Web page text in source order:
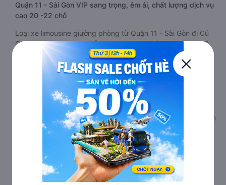
Quận 11 - Sài Gòn VIP sang trọng, êm ái, chất lượng dịch vụ
cao 20 -22 chỗ
Loại xe limousine giường phòng từ Quận 11 - Sài Gòn đi Củ
Chi - Sài Gòn 20 - 22 chỗ được chia làm 2 tầng, 2 dãy và 6
hàng, mỗi hàng là 2 cabin riêng biệt. Trong mỗi xe limousine
Quận 11 - Sài Gòn Củ Chi - Sài Gòn cabin được trang bị rất
nhiều tiện ích phục vụ hành khách suốt hành trình.
Mỗi phòng, cabin đều có gối nằm rời, có gối ôm, có cái mền
to hơn và dây an toàn seat belt. Giường rộng và dài hơn hai
loại trên, có thể lăn lộn thoải mái. Đặc biệt là hệ thống
massage sẽ giúp bạn thư giãn trong những giờ nằm xe Quận
11 - Sài Gòn đến Củ Chi - Sài Gòn dài. Bảng điều khiển chính
nằm ngay cạnh đầu để tiện tay tuỳ chỉnh gồm: một cái nút
to đùng để gọi tiếp viên, 2 cổng USB , 1 jack cắm 3.5mm và
3 cái nút có biểu tượng nguồn dùng để tắt/mở dàn đèn
chính của buồng nằm chạy dọc trên đầu, đèn dưới chân và
màn hình tv có đầy đủ phim chuẩn HD phục vụ hành khách